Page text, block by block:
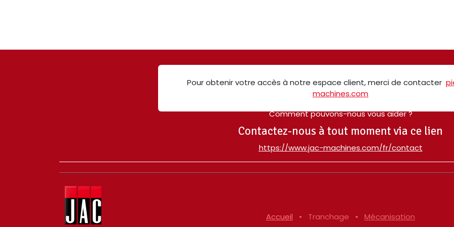
Pour obtenir votre accès à notre espace client, merci de contacter
machines.com
Comment pouvons-nous vous aider ?
Contactez-nous à tout moment via ce lien
​https://www.jac-machines.com/fr/contact
Accueil • Tranchage • Mécanisation